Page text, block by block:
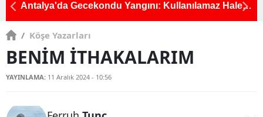
Antalya'da Gecekondu Yangını: Kullanılamaz Hale
/ Köşe Yazarları
BENİM İTHAKALARIM
YAYINLAMA: 11 Aralık 2024 - 10:56